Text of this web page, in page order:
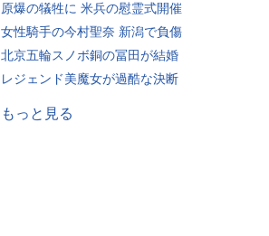
原爆の犠牲に 米兵の慰霊式開催
女性騎手の今村聖奈 新潟で負傷
北京五輪スノボ銅の冨田が結婚
レジェンド美魔女が過酷な決断
もっと見る